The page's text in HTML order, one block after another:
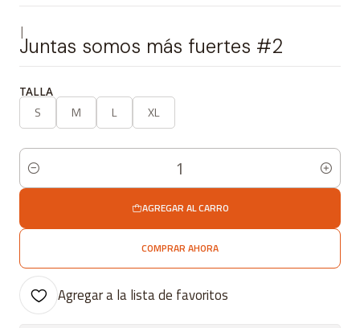
|
Juntas somos más fuertes #2
TALLA
S M L XL
Cantidad
AGREGAR AL CARRO
COMPRAR AHORA
Agregar a la lista de favoritos